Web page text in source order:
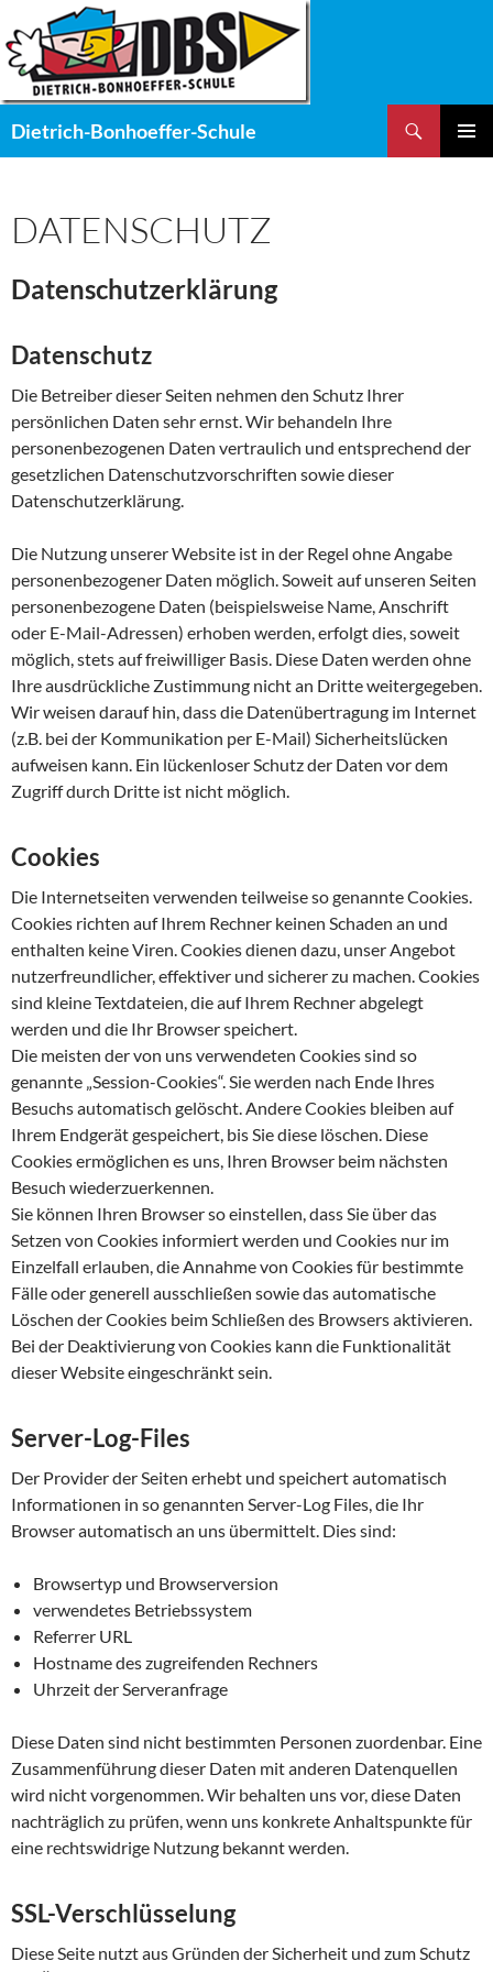
Inhalt
springen
Dietrich-Bonhoeffer-Schule
DATENSCHUTZ
Datenschutzerklärung
Datenschutz
Die Betreiber dieser Seiten nehmen den Schutz Ihrer
persönlichen Daten sehr ernst. Wir behandeln Ihre
personenbezogenen Daten vertraulich und entsprechend der
gesetzlichen Datenschutzvorschriften sowie dieser
Datenschutzerklärung.
Die Nutzung unserer Website ist in der Regel ohne Angabe
personenbezogener Daten möglich. Soweit auf unseren Seiten
personenbezogene Daten (beispielsweise Name, Anschrift
oder E-Mail-Adressen) erhoben werden, erfolgt dies, soweit
möglich, stets auf freiwilliger Basis. Diese Daten werden ohne
Ihre ausdrückliche Zustimmung nicht an Dritte weitergegeben.
Wir weisen darauf hin, dass die Datenübertragung im Internet
(z.B. bei der Kommunikation per E-Mail) Sicherheitslücken
aufweisen kann. Ein lückenloser Schutz der Daten vor dem
Zugriff durch Dritte ist nicht möglich.
Cookies
Die Internetseiten verwenden teilweise so genannte Cookies.
Cookies richten auf Ihrem Rechner keinen Schaden an und
enthalten keine Viren. Cookies dienen dazu, unser Angebot
nutzerfreundlicher, effektiver und sicherer zu machen. Cookies
sind kleine Textdateien, die auf Ihrem Rechner abgelegt
werden und die Ihr Browser speichert.
Die meisten der von uns verwendeten Cookies sind so
genannte „Session-Cookies“. Sie werden nach Ende Ihres
Besuchs automatisch gelöscht. Andere Cookies bleiben auf
Ihrem Endgerät gespeichert, bis Sie diese löschen. Diese
Cookies ermöglichen es uns, Ihren Browser beim nächsten
Besuch wiederzuerkennen.
Sie können Ihren Browser so einstellen, dass Sie über das
Setzen von Cookies informiert werden und Cookies nur im
Einzelfall erlauben, die Annahme von Cookies für bestimmte
Fälle oder generell ausschließen sowie das automatische
Löschen der Cookies beim Schließen des Browsers aktivieren.
Bei der Deaktivierung von Cookies kann die Funktionalität
dieser Website eingeschränkt sein.
Server-Log-Files
Der Provider der Seiten erhebt und speichert automatisch
Informationen in so genannten Server-Log Files, die Ihr
Browser automatisch an uns übermittelt. Dies sind:
Browsertyp und Browserversion
verwendetes Betriebssystem
Referrer URL
Hostname des zugreifenden Rechners
Uhrzeit der Serveranfrage
Diese Daten sind nicht bestimmten Personen zuordenbar. Eine
Zusammenführung dieser Daten mit anderen Datenquellen
wird nicht vorgenommen. Wir behalten uns vor, diese Daten
nachträglich zu prüfen, wenn uns konkrete Anhaltspunkte für
eine rechtswidrige Nutzung bekannt werden.
SSL-Verschlüsselung
Diese Seite nutzt aus Gründen der Sicherheit und zum Schutz